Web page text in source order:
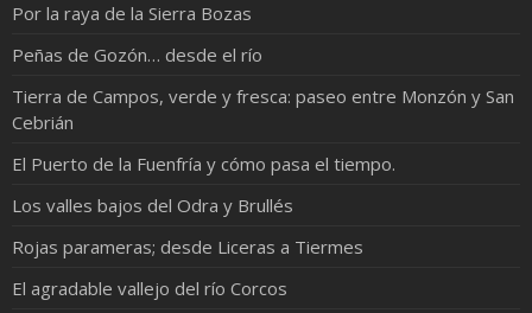
Por la raya de la Sierra Bozas
Peñas de Gozón… desde el río
Tierra de Campos, verde y fresca: paseo entre Monzón y San
Cebrián
El Puerto de la Fuenfría y cómo pasa el tiempo.
Los valles bajos del Odra y Brullés
Rojas parameras; desde Liceras a Tiermes
El agradable vallejo del río Corcos